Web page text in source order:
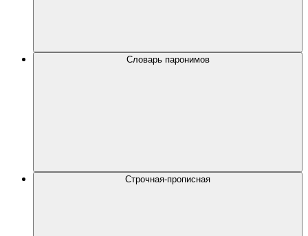
Словарь паронимов
Строчная-прописная